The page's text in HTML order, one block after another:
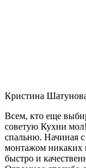
Кристина
Всем, кто еще
советую Кухни
спальню. Начиная с
монтажом никаких
быстро и